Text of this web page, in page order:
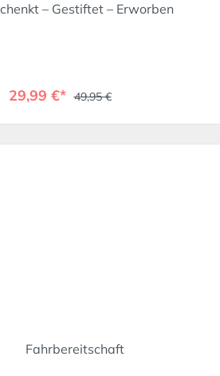
– Gestiftet – Erworben
29,99 €* 49,95 €
Fahrbereitschaft